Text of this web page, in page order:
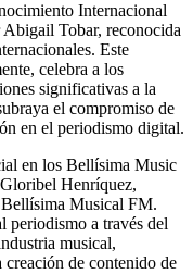
Internacional
Tobar, reconocida
Este
celebra a los
significativas a la
el compromiso de
en el periodismo digital.
en los Bellísima Music
Henríquez,
Bellísima Musical FM.
periodismo a través del
musical,
de contenido de